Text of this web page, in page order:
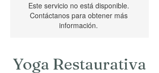
Este servicio no está disponible.
Contáctanos para obtener más
información.
Yoga Restaurativa